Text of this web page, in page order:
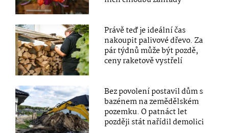
Právě teď je ideální čas
nakoupit palivové dřevo. Za
pár týdnů může být pozdě,
ceny raketově vystřelí
Bez povolení postavil dům s
bazénem na zemědělském
pozemku. O patnáct let
později stát nařídil demolici